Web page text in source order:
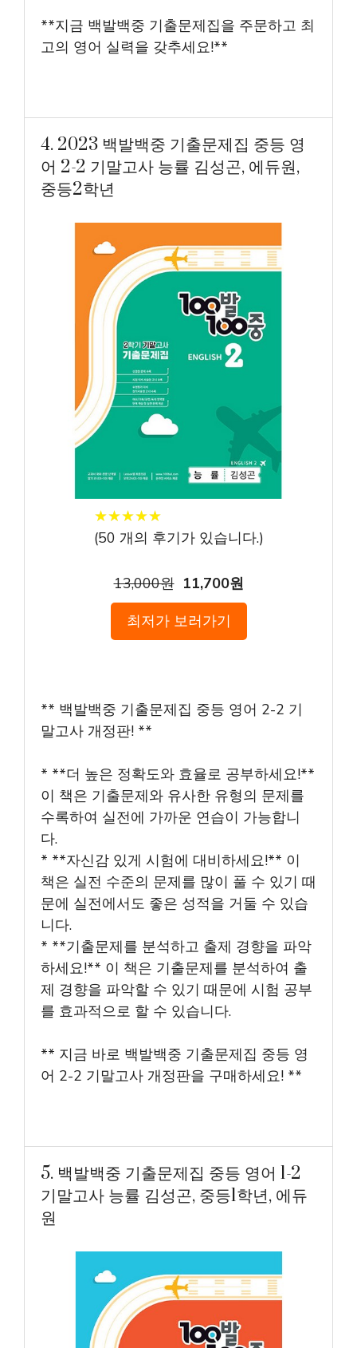
**지금 백발백중 기출문제집을 주문하고 최
고의 영어 실력을 갖추세요!**
4. 2023 백발백중 기출문제집 중등 영
어 2-2 기말고사 능률 김성곤, 에듀원,
중등2학년
★★★★★
★★★★★
(50 개의 후기가 있습니다.)
13,000원 11,700원
최저가 보러가기
** 백발백중 기출문제집 중등 영어 2-2 기
말고사 개정판! **
* **더 높은 정확도와 효율로 공부하세요!**
이 책은 기출문제와 유사한 유형의 문제를
수록하여 실전에 가까운 연습이 가능합니
다.
* **자신감 있게 시험에 대비하세요!** 이
책은 실전 수준의 문제를 많이 풀 수 있기 때
문에 실전에서도 좋은 성적을 거둘 수 있습
니다.
* **기출문제를 분석하고 출제 경향을 파악
하세요!** 이 책은 기출문제를 분석하여 출
제 경향을 파악할 수 있기 때문에 시험 공부
를 효과적으로 할 수 있습니다.
** 지금 바로 백발백중 기출문제집 중등 영
어 2-2 기말고사 개정판을 구매하세요! **
5. 백발백중 기출문제집 중등 영어 1-2
기말고사 능률 김성곤, 중등1학년, 에듀
원